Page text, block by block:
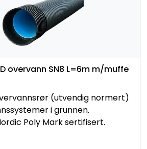
overvann SN8 L=6m m/muffe
(utvendig normert)
i grunnen.
Poly Mark sertifisert.